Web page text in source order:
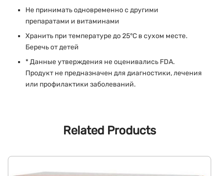
Не принимать одновременно с другими
препаратами и витаминами
Хранить при температуре до 25°C в сухом месте.
Беречь от детей
* Данные утверждения не оценивались FDA.
Продукт не предназначен для диагностики, лечения
или профилактики заболеваний.
Related Products